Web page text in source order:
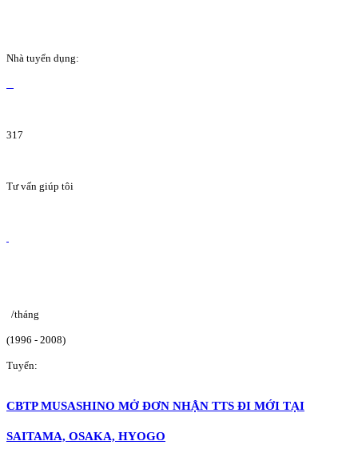
Nhà tuyển dụng:
317
Tư vấn giúp tôi
/tháng
(1996 - 2008)
Tuyển:
CBTP MUSASHINO MỞ ĐƠN NHẬN TTS ĐI MỚI TẠI
SAITAMA, OSAKA, HYOGO